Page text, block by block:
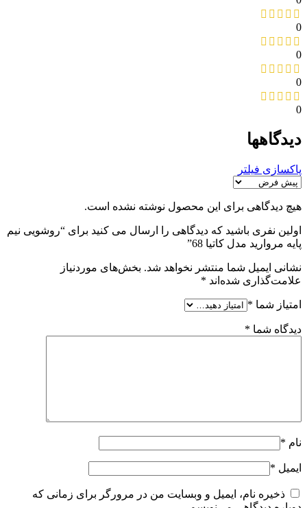
0
0
0
0
دیدگاهها
پاکسازی فیلتر
هیچ دیدگاهی برای این محصول نوشته نشده است.
اولین نفری باشید که دیدگاهی را ارسال می کنید برای “روشویی نیم
پایه مروارید مدل کاتیا 68”
نشانی ایمیل شما منتشر نخواهد شد. بخش‌های موردنیاز
علامت‌گذاری شده‌اند *
امتیاز شما *
دیدگاه شما *
نام *
ایمیل *
ذخیره نام، ایمیل و وبسایت من در مرورگر برای زمانی که